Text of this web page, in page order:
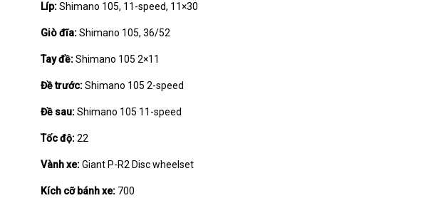
Líp:Shimano 105, 11-speed, 11×30
Giò đĩa:Shimano 105, 36/52
Tay đề:Shimano 105 2×11
Đề trước:Shimano 105 2-speed
Đề sau:Shimano 105 11-speed
Tốc độ:22
Vành xe:Giant P-R2 Disc wheelset
Kích cỡ bánh xe: 700